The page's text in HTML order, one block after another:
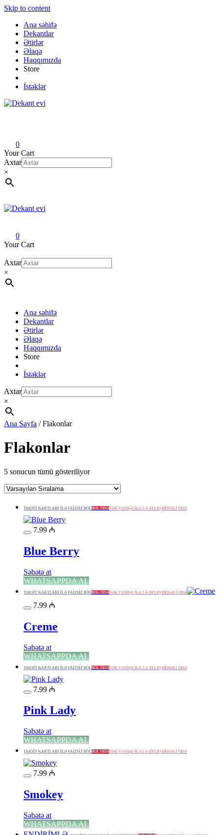
Skip to content
Ana səhifə
Dekantlar
Ətirlər
Əlaqə
Haqqımızda
Store
İstəklər
0
Your Cart
Axtar
×
0
Your Cart
Axtar
×
Ana səhifə
Dekantlar
Ətirlər
Əlaqə
Haqqımızda
Store
İstəklər
Axtar
×
Ana Sayfa / Flakonlar
Flakonlar
5 sonucun tümü gösteriliyor
TAKSİT KARTLARI İLƏ FAİZSİZ BÖLBÖL ÖDƏTƏK VƏSİQƏ İLƏ 2-6 AYLIQ HİSSƏLİ ÖDƏ
7.99 ₼
Blue Berry
Səbətə at
WHATSAPPDA AL
TAKSİT KARTLARI İLƏ FAİZSİZ BÖLBÖL ÖDƏTƏK VƏSİQƏ İLƏ 2-6 AYLIQ HİSSƏLİ ÖDƏ
7.99 ₼
Creme
Səbətə at
WHATSAPPDA AL
TAKSİT KARTLARI İLƏ FAİZSİZ BÖLBÖL ÖDƏTƏK VƏSİQƏ İLƏ 2-6 AYLIQ HİSSƏLİ ÖDƏ
7.99 ₼
Pink Lady
Səbətə at
WHATSAPPDA AL
TAKSİT KARTLARI İLƏ FAİZSİZ BÖLBÖL ÖDƏTƏK VƏSİQƏ İLƏ 2-6 AYLIQ HİSSƏLİ ÖDƏ
7.99 ₼
Smokey
Səbətə at
WHATSAPPDA AL